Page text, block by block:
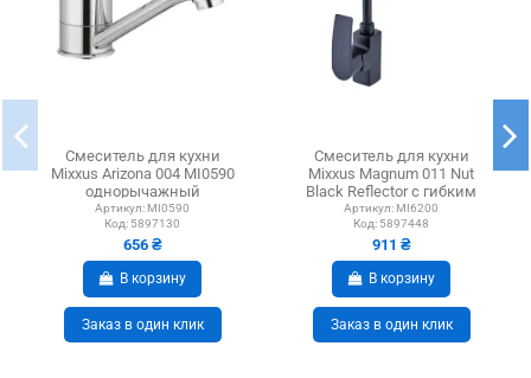
Смеситель для кухни
Mixxus Arizona 004 MI0590
однорычажный
Артикул: MI0590
Код: 5897130
656 ₴
В корзину
Заказ в один клик
Смеситель для кухни
Mixxus Magnum 011 Nut
Black Reflector с гибким
изливом
Артикул: MI6200
Код: 5897448
911 ₴
В корзину
Заказ в один клик